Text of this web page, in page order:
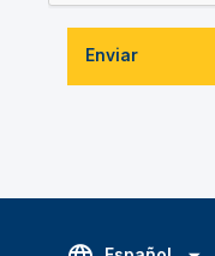
Enviar